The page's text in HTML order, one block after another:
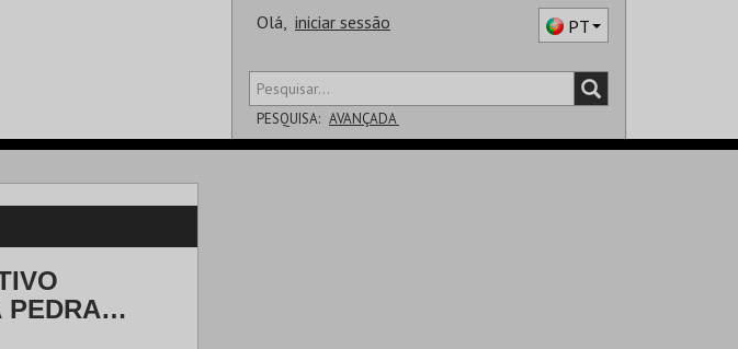
Olá, iniciar sessão PT
PESQUISA: AVANÇADA
PEDRA